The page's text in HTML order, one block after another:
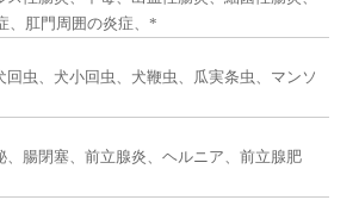
、肛門周囲の炎症、*
回虫、犬小回虫、犬鞭虫、瓜実条虫、マンソ
、腸閉塞、前立腺炎、ヘルニア、前立腺肥